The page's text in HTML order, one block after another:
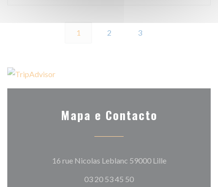
1 2 3
Mapa e Contacto
16 rue Nicolas Leblanc 59000 Lille((abre numa
03 20 53 45 50